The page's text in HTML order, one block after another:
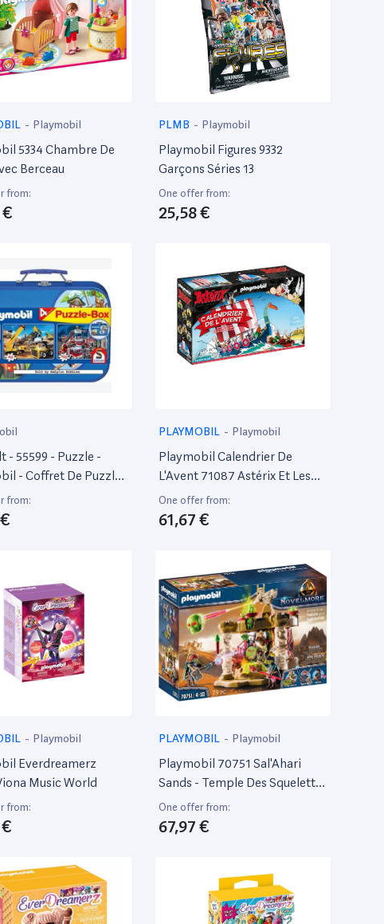
- Playmobil
5334 Chambre De
Berceau
from:
PLMB - Playmobil
Playmobil Figures 9332
Garçons Séries 13
One offer from:
25,58 €
- 55599 - Puzzle -
- Coffret De Puzzles
Pièces
from:
PLAYMOBIL - Playmobil
Playmobil Calendrier De
L'Avent 71087 Astérix Et Les
Pirates
One offer from:
61,67 €
- Playmobil
Everdreamerz
Music World
from:
PLAYMOBIL - Playmobil
Playmobil 70751 Sal'Ahari
Sands - Temple Des Squelettes
- Novelmore- Novelmore-
Temple Squelettes
One offer from:
67,97 €